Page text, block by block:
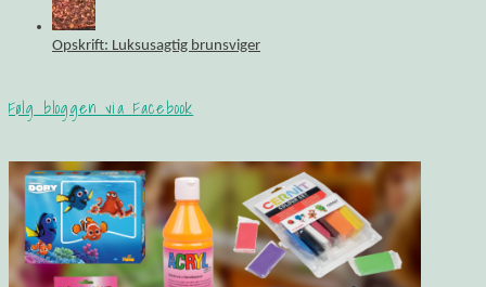
Opskrift: Luksusagtig brunsviger
Følg bloggen via Facebook